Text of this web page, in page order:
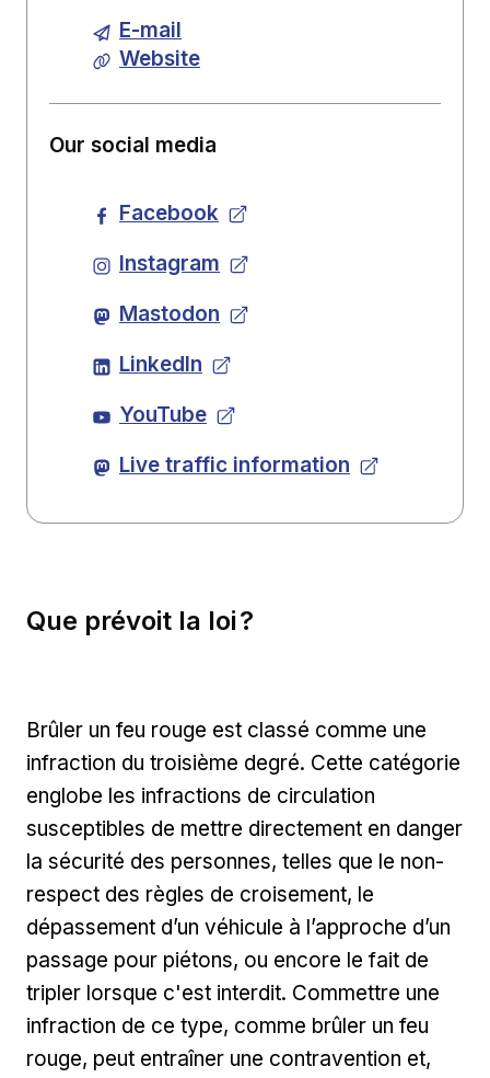
E-mail
Website
Our social media
Facebook
Instagram
Mastodon
LinkedIn
YouTube
Live traffic information
Que prévoit la loi ?
Brûler un feu rouge est classé comme une
infraction du troisième degré. Cette catégorie
englobe les infractions de circulation
susceptibles de mettre directement en danger
la sécurité des personnes, telles que le non-
respect des règles de croisement, le
dépassement d’un véhicule à l’approche d’un
passage pour piétons, ou encore le fait de
tripler lorsque c'est interdit. Commettre une
infraction de ce type, comme brûler un feu
rouge, peut entraîner une contravention et,